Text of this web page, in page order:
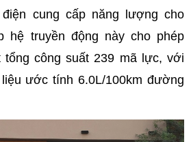
cung cấp năng lượng cho
hệ truyền động này cho phép
tổng công suất 239 mã lực, với
ước tính 6.0L/100km đường